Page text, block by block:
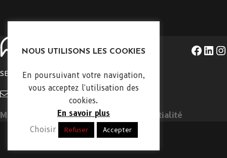
Facebook LinkedIn Instagram
SERVICES PORTFOLIOA PROPOSCONTACT
contact@rio3d.fr
Mentions légalesPolitique de confidentialité
NOUS UTILISONS LES COOKIES
En poursuivant votre navigation,
vous acceptez l'utilisation des
cookies.
En savoir plus
Choisir
Refuser Accepter